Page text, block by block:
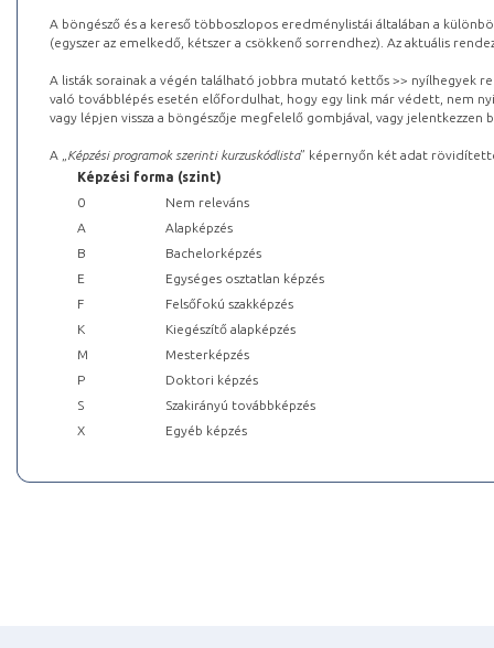
A böngésző és a kereső többoszlopos eredménylistái általában a
(egyszer az emelkedő, kétszer a csökkenő sorrendhez). Az aktuális
A listák sorainak a végén található jobbra mutató kettős >> nyílhegyek
való továbblépés esetén előfordulhat, hogy egy link már védett, nem
vagy lépjen vissza a böngészője megfelelő gombjával, vagy
A „ Képzési programok szerinti kurzuskódlista” képernyőn két adat
Képzési forma (szint)
0
Nem releváns
A
Alapképzés
B
Bachelorképzés
E
Egységes osztatlan képzés
F
Felsőfokú szakképzés
K
Kiegészítő alapképzés
M
Mesterképzés
P
Doktori képzés
S
Szakirányú továbbképzés
X
Egyéb képzés